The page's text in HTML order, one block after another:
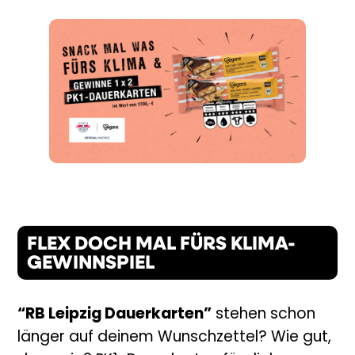
FLEX DOCH MAL FÜRS KLIMA-
GEWINNSPIEL
“RB Leipzig Dauerkarten” stehen schon
länger auf deinem Wunschzettel? Wie gut,